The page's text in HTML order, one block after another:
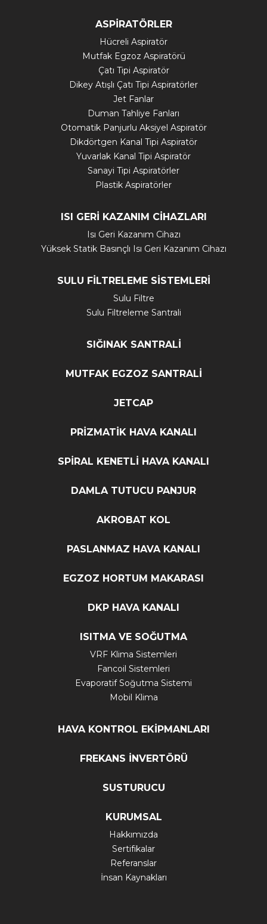
ASPİRATÖRLER
Hücreli Aspiratör
Mutfak Egzoz Aspiratörü
Çatı Tipi Aspiratör
Dikey Atışlı Çatı Tipi Aspiratörler
Jet Fanlar
Duman Tahliye Fanları
Otomatik Panjurlu Aksiyel Aspiratör
Dikdörtgen Kanal Tipi Aspiratör
Yuvarlak Kanal Tipi Aspiratör
Sanayi Tipi Aspiratörler
Plastik Aspiratörler
ISI GERİ KAZANIM CİHAZLARI
Isı Geri Kazanım Cihazı
Yüksek Statik Basınçlı Isı Geri Kazanım Cihazı
SULU FİLTRELEME SİSTEMLERİ
Sulu Filtre
Sulu Filtreleme Santrali
SIĞINAK SANTRALİ
MUTFAK EGZOZ SANTRALİ
JETCAP
PRİZMATİK HAVA KANALI
SPİRAL KENETLİ HAVA KANALI
DAMLA TUTUCU PANJUR
AKROBAT KOL
PASLANMAZ HAVA KANALI
EGZOZ HORTUM MAKARASI
DKP HAVA KANALI
ISITMA VE SOĞUTMA
VRF Klima Sistemleri
Fancoil Sistemleri
Evaporatif Soğutma Sistemi
Mobil Klima
HAVA KONTROL EKİPMANLARI
FREKANS İNVERTÖRÜ
SUSTURUCU
KURUMSAL
Hakkımızda
Sertifikalar
Referanslar
İnsan Kaynakları